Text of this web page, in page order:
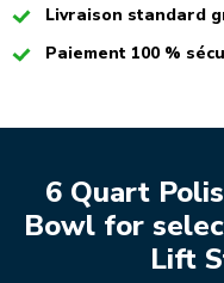
CheckedLivraison standard
CheckedPaiement 100 %
6 Quart
Bowl for
Lift